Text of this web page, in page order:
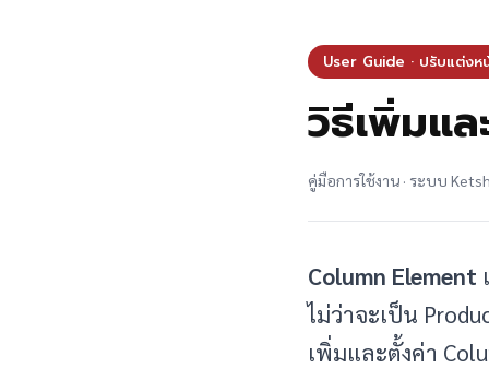
User Guide · ปรับแต่งหน้
วิธีเพิ่มแ
คู่มือการใช้งาน · ระบบ
Column Element
ไม่ว่าจะเป็น
เพิ่มและตั้งค่า